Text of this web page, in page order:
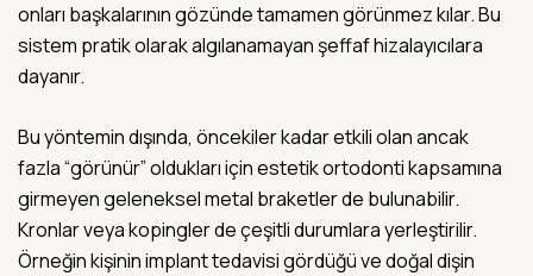
onları başkalarının gözünde tamamen görünmez kılar. Bu
sistem pratik olarak algılanamayan şeffaf hizalayıcılara
dayanır.
Bu yöntemin dışında, öncekiler kadar etkili olan ancak
fazla “görünür” oldukları için estetik ortodonti kapsamına
girmeyen geleneksel metal braketler de bulunabilir.
Kronlar veya kopingler de çeşitli durumlara yerleştirilir.
Örneğin kişinin implant tedavisi gördüğü ve doğal dişin